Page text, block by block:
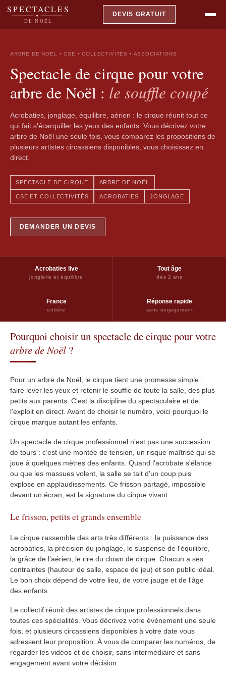
SPECTACLES
DE NOËL
DEVIS GRATUIT
ARBRE DE NOËL • CSE • COLLECTIVITÉS • ASSOCIATIONS
Spectacle de cirque pour votre
arbre de Noël : le souffle coupé
Acrobaties, jonglage, équilibre, aérien : le cirque réunit tout ce
qui fait s'écarquiller les yeux des enfants. Vous décrivez votre
arbre de Noël une seule fois, vous comparez les propositions de
plusieurs artistes circassiens disponibles, vous choisissez en
direct.
SPECTACLE DE CIRQUE ARBRE DE NOËL
CSE ET COLLECTIVITÉS ACROBATIES JONGLAGE
DEMANDER UN DEVIS
Acrobaties live
jonglerie et équilibre
Tout âge
dès 2 ans
France
entière
Réponse rapide
sans engagement
Pourquoi choisir un spectacle de cirque pour votre
arbre de Noël ?
Pour un arbre de Noël, le cirque tient une promesse simple :
faire lever les yeux et retenir le souffle de toute la salle, des plus
petits aux parents. C'est la discipline du spectaculaire et de
l'exploit en direct. Avant de choisir le numéro, voici pourquoi le
cirque marque autant les enfants.
Un spectacle de cirque professionnel n'est pas une succession
de tours : c'est une montée de tension, un risque maîtrisé qui se
joue à quelques mètres des enfants. Quand l'acrobate s'élance
ou que les massues volent, la salle se tait d'un coup puis
explose en applaudissements. Ce frisson partagé, impossible
devant un écran, est la signature du cirque vivant.
Le frisson, petits et grands ensemble
Le cirque rassemble des arts très différents : la puissance des
acrobaties, la précision du jonglage, le suspense de l'équilibre,
la grâce de l'aérien, le rire du clown de cirque. Chacun a ses
contraintes (hauteur de salle, espace de jeu) et son public idéal.
Le bon choix dépend de votre lieu, de votre jauge et de l'âge
des enfants.
Le collectif réunit des artistes de cirque professionnels dans
toutes ces spécialités. Vous décrivez votre événement une seule
fois, et plusieurs circassiens disponibles à votre date vous
adressent leur proposition. À vous de comparer les numéros, de
regarder les vidéos et de choisir, sans intermédiaire et sans
engagement avant votre décision.